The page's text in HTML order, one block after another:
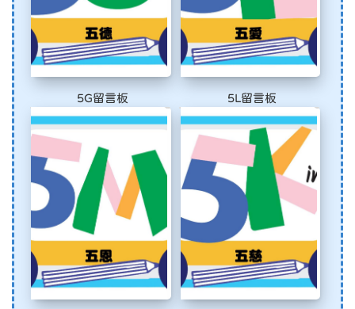
5G留言板 5L留言板